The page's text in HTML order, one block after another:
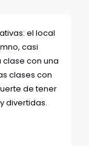
el local
casi
con una
clases con
de tener
divertidas.